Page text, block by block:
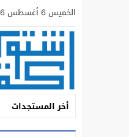
الخميس 6 أغسطس 2026 - 23:26 مساءً
أخر المستجدات